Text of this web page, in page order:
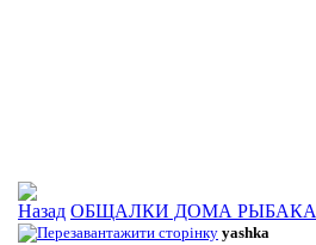
ОБЩАЛКИ ДОМА РЫБАКА
yashka